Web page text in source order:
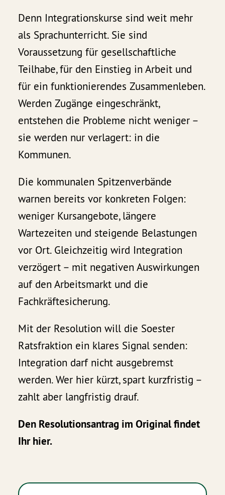
Denn Integrationskurse sind weit mehr
als Sprachunterricht. Sie sind
Voraussetzung für gesellschaftliche
Teilhabe, für den Einstieg in Arbeit und
für ein funktionierendes Zusammenleben.
Werden Zugänge eingeschränkt,
entstehen die Probleme nicht weniger –
sie werden nur verlagert: in die
Kommunen.
Die kommunalen Spitzenverbände
warnen bereits vor konkreten Folgen:
weniger Kursangebote, längere
Wartezeiten und steigende Belastungen
vor Ort. Gleichzeitig wird Integration
verzögert – mit negativen Auswirkungen
auf den Arbeitsmarkt und die
Fachkräftesicherung.
Mit der Resolution will die Soester
Ratsfraktion ein klares Signal senden:
Integration darf nicht ausgebremst
werden. Wer hier kürzt, spart kurzfristig –
zahlt aber langfristig drauf.
Den Resolutionsantrag im Original findet
Ihr hier.